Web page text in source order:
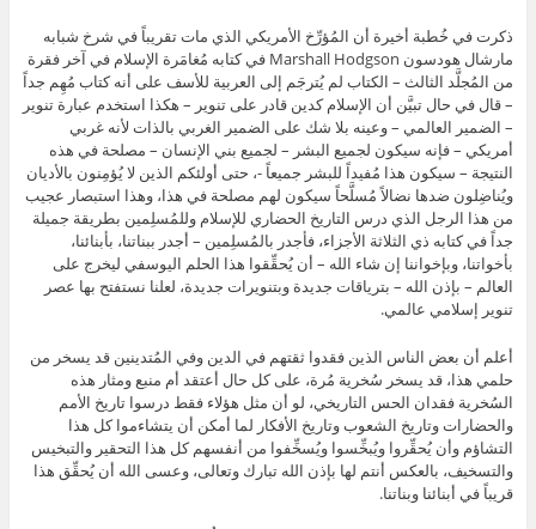
ذكرت في خُطبة أخيرة أن المُؤرِّخ الأمريكي الذي مات تقريباً في شرخ شبابه
مارشال هودسون Marshall Hodgson في كتابه مُغامَرة الإسلام في آخر فقرة
من المُجلَّد الثالث – الكتاب لم يُترجَم إلى العربية للأسف على أنه كتاب مُهِم جداً
– قال في حال تبيَّن أن الإسلام كدين قادر على تنوير – هكذا استخدم عبارة تنوير
– الضمير العالمي – وعينه بلا شك على الضمير الغربي بالذات لأنه غربي
أمريكي – فإنه سيكون لجميع البشر – لجميع بني الإنسان – مصلحة في هذه
النتيجة – سيكون هذا مُفيداً للبشر جميعاً -، حتى أولئكم الذين لا يُؤمِنون بالأديان
ويُناضِلون ضدها نضالاً مُسلَّحاً سيكون لهم مصلحة في هذا، وهذا استبصار عجيب
من هذا الرجل الذي درس التاريخ الحضاري للإسلام وللمُسلِمين بطريقة جميلة
جداً في كتابه ذي الثلاثة الأجزاء، فأجدر بالمُسلِمين – أجدر ببناتنا، بأبنائنا،
بأخواتنا، وبإخواننا إن شاء الله – أن يُحقِّقوا هذا الحلم اليوسفي ليخرج على
العالم – بإذن الله – بترياقات جديدة وبتنويرات جديدة، لعلنا نستفتح بها عصر
تنوير إسلامي عالمي.
أعلم أن بعض الناس الذين فقدوا ثقتهم في الدين وفي المُتدينين قد يسخر من
حلمي هذا، قد يسخر سُخرية مُرة، على كل حال أعتقد أم منبع ومثار هذه
السُخرية فقدان الحس التاريخي، لو أن مثل هؤلاء فقط درسوا تاريخ الأمم
والحضارات وتاريخ الشعوب وتاريخ الأفكار لما أمكن أن يتشاءموا كل هذا
التشاؤم وأن يُحقِّروا ويُبخِّسوا ويُسخِّفوا من أنفسهم كل هذا التحقير والتبخيس
والتسخيف، بالعكس أنتم لها بإذن الله تبارك وتعالى، وعسى الله أن يُحقِّق هذا
قريباً في أبنائنا وبناتنا.